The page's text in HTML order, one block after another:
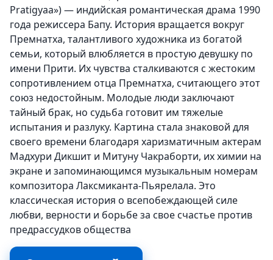
Pratigyaa») — индийская романтическая драма 1990
года режиссера Бапу. История вращается вокруг
Премнатха, талантливого художника из богатой
семьи, который влюбляется в простую девушку по
имени Прити. Их чувства сталкиваются с жестоким
сопротивлением отца Премнатха, считающего этот
союз недостойным. Молодые люди заключают
тайный брак, но судьба готовит им тяжелые
испытания и разлуку. Картина стала знаковой для
своего времени благодаря харизматичным актерам
Мадхури Дикшит и Митуну Чакраборти, их химии на
экране и запоминающимся музыкальным номерам
композитора Лаксмиканта-Пьярелала. Это
классическая история о всепобеждающей силе
любви, верности и борьбе за свое счастье против
предрассудков общества